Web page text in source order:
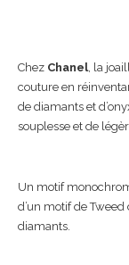
Chez Chanel, la
couture en
de diamants et
souplesse et de
Un motif
d’un motif de
diamants.